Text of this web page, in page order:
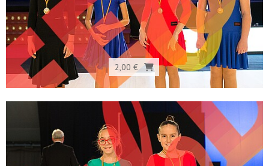
2,00 €